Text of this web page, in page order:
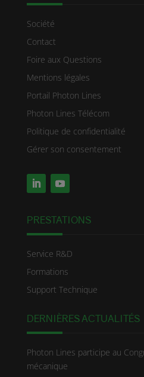
Société
Contact
Foire aux Questions
Mentions légales
Portail Photon Lines
Photon Lines Télécom
Politique de confidentialité
Gérer son consentement
PRESTATIONS
Service R&D
Formations
Support Technique
DERNIÈRES ACTUALITÉS
Photon Lines participe au
mécanique